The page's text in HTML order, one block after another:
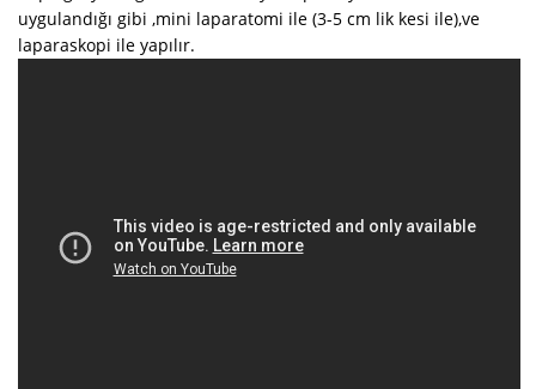
uygulandığı gibi ,mini laparatomi ile (3-5 cm lik kesi ile),ve
laparaskopi ile yapılır.